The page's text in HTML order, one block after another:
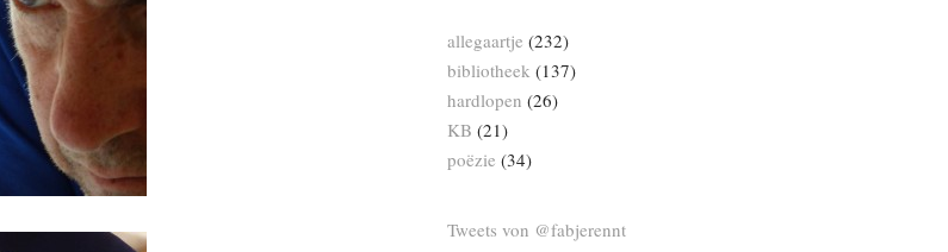
allegaartje (232)
bibliotheek (137)
hardlopen (26)
KB (21)
poëzie (34)
Tweets von @fabjerennt